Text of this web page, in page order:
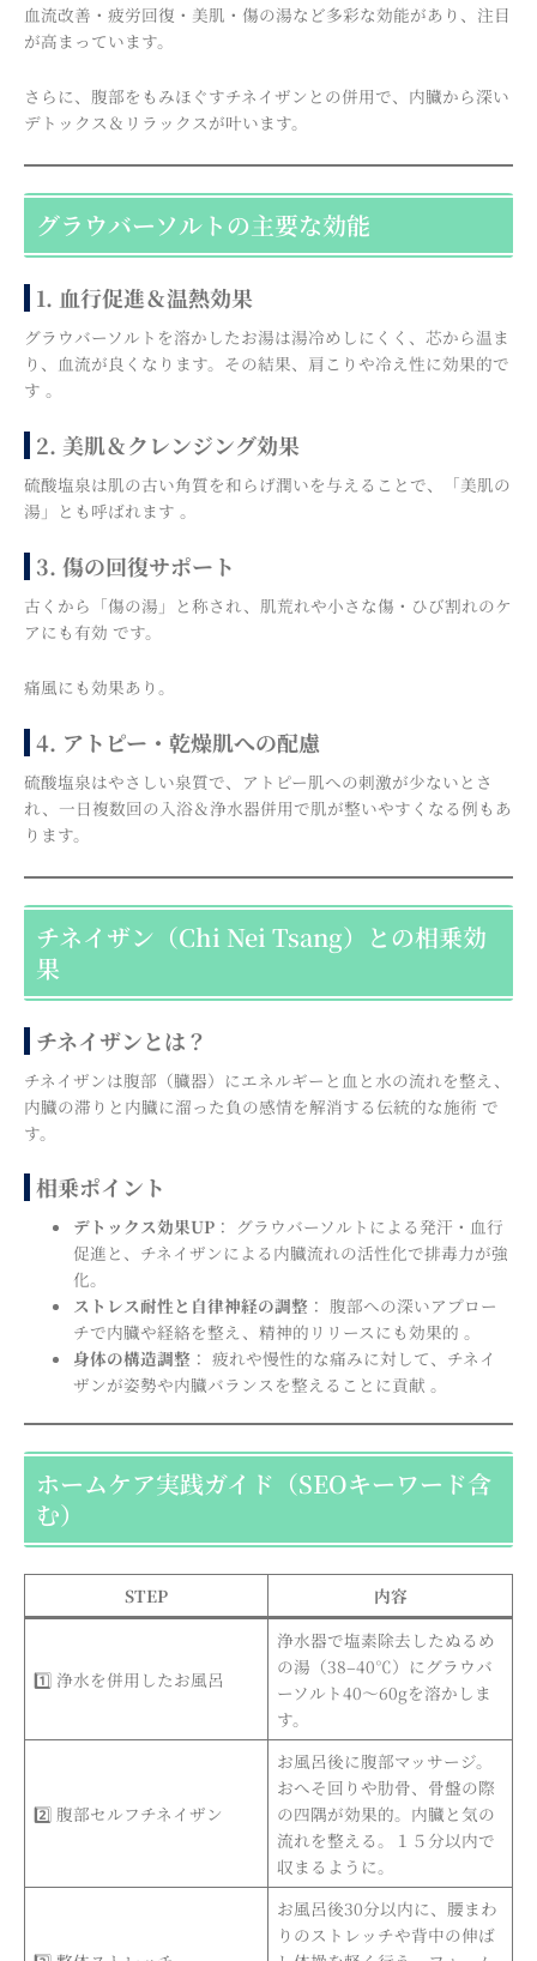
血流改善・疲労回復・美肌・傷の湯など多彩な効能があり、注目
が高まっています。
さらに、腹部をもみほぐすチネイザンとの併用で、内臓から深い
デトックス＆リラックスが叶います。
グラウバーソルトの主要な効能
1. 血行促進＆温熱効果
グラウバーソルトを溶かしたお湯は湯冷めしにくく、芯から温ま
り、血流が良くなります。その結果、肩こりや冷え性に効果的で
す 。
2. 美肌＆クレンジング効果
硫酸塩泉は肌の古い角質を和らげ潤いを与えることで、「美肌の
湯」とも呼ばれます 。
3. 傷の回復サポート
古くから「傷の湯」と称され、肌荒れや小さな傷・ひび割れのケ
アにも有効 です。
痛風にも効果あり。
4. アトピー・乾燥肌への配慮
硫酸塩泉はやさしい泉質で、アトピー肌への刺激が少ないとさ
れ、一日複数回の入浴＆浄水器併用で肌が整いやすくなる例もあ
ります。
チネイザン（Chi Nei Tsang）との相乗効
果
チネイザンとは？
チネイザンは腹部（臓器）にエネルギーと血と水の流れを整え、
内臓の滞りと内臓に溜った負の感情を解消する伝統的な施術 で
す。
相乗ポイント
デトックス効果UP ： グラウバーソルトによる発汗・血行
促進と、チネイザンによる内臓流れの活性化で排毒力が強
化。
ストレス耐性と自律神経の調整 ： 腹部への深いアプロー
チで内臓や経絡を整え、精神的リリースにも効果的 。
身体の構造調整 ： 疲れや慢性的な痛みに対して、チネイ
ザンが姿勢や内臓バランスを整えることに貢献 。
ホームケア実践ガイド（SEOキーワード含
む）
STEP 内容
1️⃣ 浄水を併用したお風呂
浄水器で塩素除去したぬるめ
の湯（38–40℃）にグラウバ
ーソルト40〜60gを溶かしま
す。
2️⃣ 腹部セルフチネイザン
お風呂後に腹部マッサージ。
おへそ回りや肋骨、骨盤の際
の四隅が効果的。内臓と気の
流れを整える。１５分以内で
収まるように。
お風呂後30分以内に、腰まわ
りのストレッチや背中の伸ば